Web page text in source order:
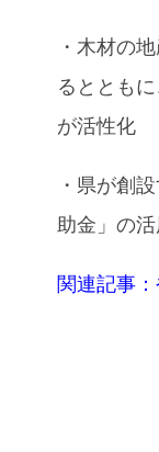
・木材の
るととも
が活性化
・県が創
助金」の
関連記事